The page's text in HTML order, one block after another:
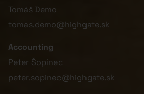
Tomáš Demo
tomas.demo@highgate.sk
Accounting
Peter Šopinec
peter.sopinec@highgate.sk